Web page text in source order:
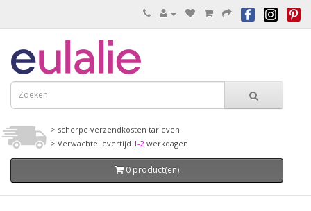
> scherpe verzendkosten tarieven
> Verwachte levertijd 1-2 werkdagen
0 product(en)